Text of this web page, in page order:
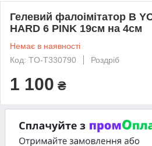
Гелевий фалоімітатор B
HARD 6 PINK 19см на 4см
Немає в наявності
Код: TO-T330790
Роздріб
1 100 ₴